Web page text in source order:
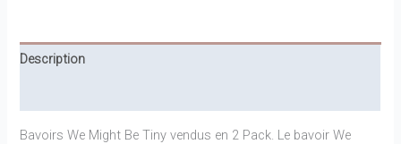
might
be
Description
Bavoirs We Might Be Tiny vendus en 2 Pack. Le bavoir We